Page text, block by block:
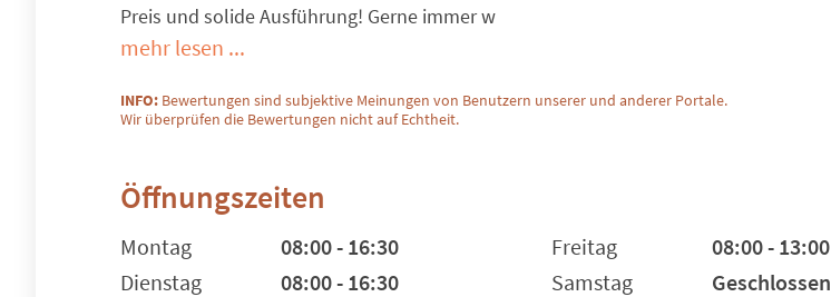
Preis und solide Ausführung! Gerne immer w
mehr lesen ...
INFO: Bewertungen sind subjektive Meinungen von Benutzern unserer und anderer Portale.
Wir überprüfen die Bewertungen nicht auf Echtheit.
Öffnungszeiten
Montag
08:00 - 16:30
Dienstag
08:00 - 16:30
Freitag
08:00 - 13:00
Samstag
Geschlossen